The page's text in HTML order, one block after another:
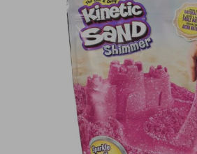
изображенията